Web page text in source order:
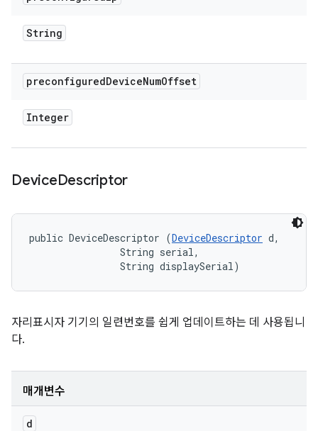
String
preconfiguredDeviceNumOffset
Integer
DeviceDescriptor
public DeviceDescriptor (DeviceDescriptor d,
                String serial,
                String displaySerial)
자리표시자 기기의 일련번호를 쉽게 업데이트하는 데 사용됩니
다.
매개변수
d